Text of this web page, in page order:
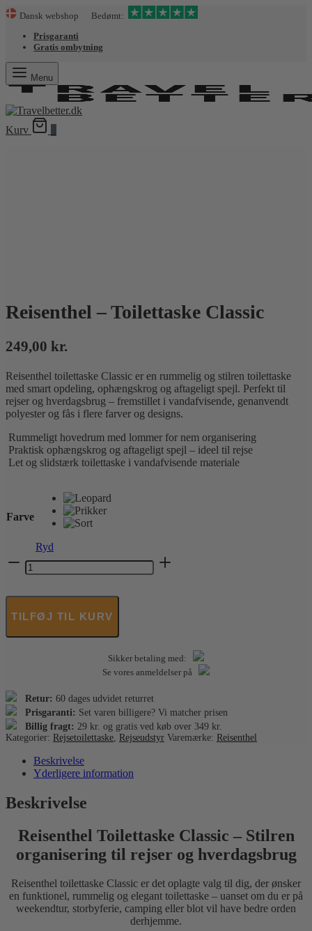
Dansk webshop Bedømt:
Prisgaranti
Gratis ombytning
Menu
Kurv
Reisenthel – Toilettaske Classic
249,00 kr.
Reisenthel toilettaske Classic er en rummelig og stilren toilettaske
med smart opdeling, ophængskrog og aftageligt spejl. Perfekt til
rejser og hverdagsbrug – fremstillet i vandafvisende, genanvendt
polyester og fås i flere farver og designs.
Rummeligt hovedrum med lommer for nem organisering
Praktisk ophængskrog og aftageligt spejl – ideel til rejse
Let og slidstærk toilettaske i vandafvisende materiale
Farve
Ryd
Reisenthel
-
Classic
TILFØJ TIL KURV
Sikker betaling med:
Se vores anmeldelser på
Retur: 60 dages udvidet returret
Prisgaranti: Set varen billigere? Vi matcher prisen
Billig fragt: 29 kr. og gratis ved køb over 349 kr.
Kategorier: Rejsetoilettaske Rejseudstyr Varemærke: Reisenthel
Beskrivelse
Yderligere information
Beskrivelse
Reisenthel Toilettaske Classic – Stilren
organisering til rejser og hverdagsbrug
Reisenthel toilettaske Classic er det oplagte valg til dig, der ønsker
en funktionel, rummelig og elegant toilettaske – uanset om du er på
weekendtur, storbyferie, camping eller blot vil have bedre orden
derhjemme.